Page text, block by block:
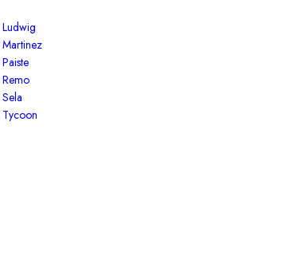
Ludwig
Martinez
Paiste
Remo
Sela
Tycoon